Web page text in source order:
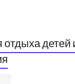
детей